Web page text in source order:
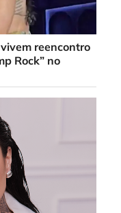
reencontro
Rock” no